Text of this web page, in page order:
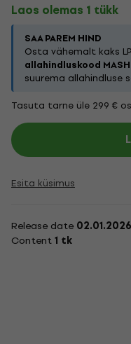
Laos olemas 1 tükk
SAA PAREM HIND
Osta vähemalt kaks
allahindluskood
suurema allahindluse
Tasuta tarne üle 299 €
Esita küsimus
Release date 02.01.2026
Content1 tk